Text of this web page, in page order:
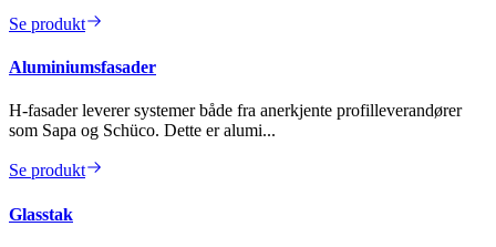
Se produkt
Aluminiumsfasader
H-fasader leverer systemer både fra anerkjente profilleverandører
som Sapa og Schüco. Dette er alumi...
Se produkt
Glasstak